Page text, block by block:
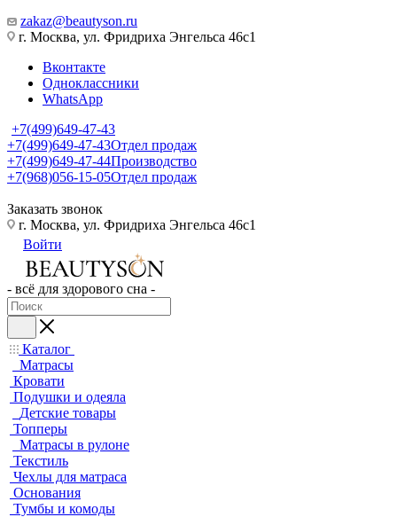
zakaz@beautyson.ru
г. Москва, ул. Фридриха Энгельса 46с1
Вконтакте
Одноклассники
WhatsApp
+7(499)649-47-43
+7(499)649-47-43Отдел продаж
+7(499)649-47-44Производство
+7(968)056-15-05Отдел продаж
Заказать звонок
г. Москва, ул. Фридриха Энгельса 46с1
Войти
- всё для здорового сна -
Каталог
Матрасы
Кровати
Подушки и одеяла
Детские товары
Топперы
Матрасы в рулоне
Текстиль
Чехлы для матраса
Основания
Тумбы и комоды